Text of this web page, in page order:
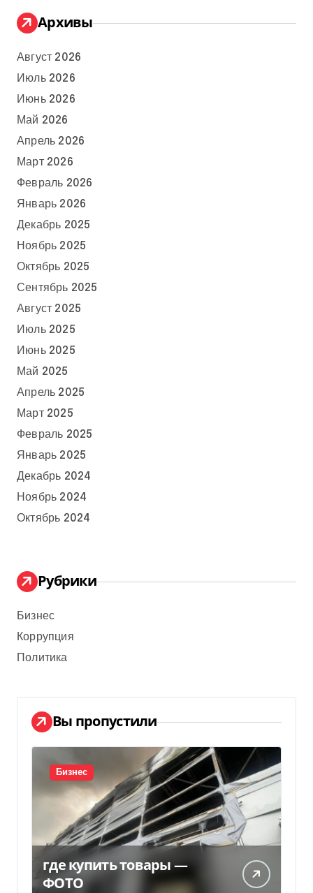
Архивы
Август 2026
Июль 2026
Июнь 2026
Май 2026
Апрель 2026
Март 2026
Февраль 2026
Январь 2026
Декабрь 2025
Ноябрь 2025
Октябрь 2025
Сентябрь 2025
Август 2025
Июль 2025
Июнь 2025
Май 2025
Апрель 2025
Март 2025
Февраль 2025
Январь 2025
Декабрь 2024
Ноябрь 2024
Октябрь 2024
Рубрики
Бизнес
Коррупция
Политика
Вы пропустили
Бизнес
где купить товары —
ФОТО